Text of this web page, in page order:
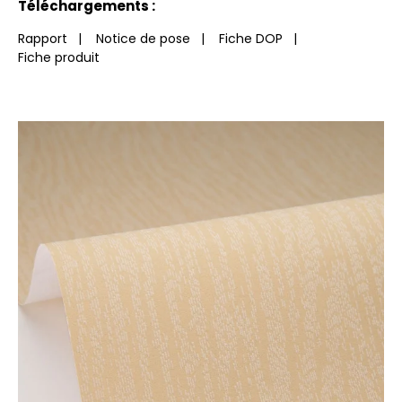
Téléchargements :
Rapport | Notice de pose | Fiche DOP |
Fiche produit